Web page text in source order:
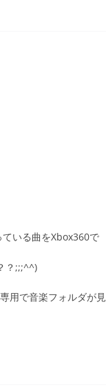
いる曲をXbox360で
？;;;^^)
用で音楽フォルダが見